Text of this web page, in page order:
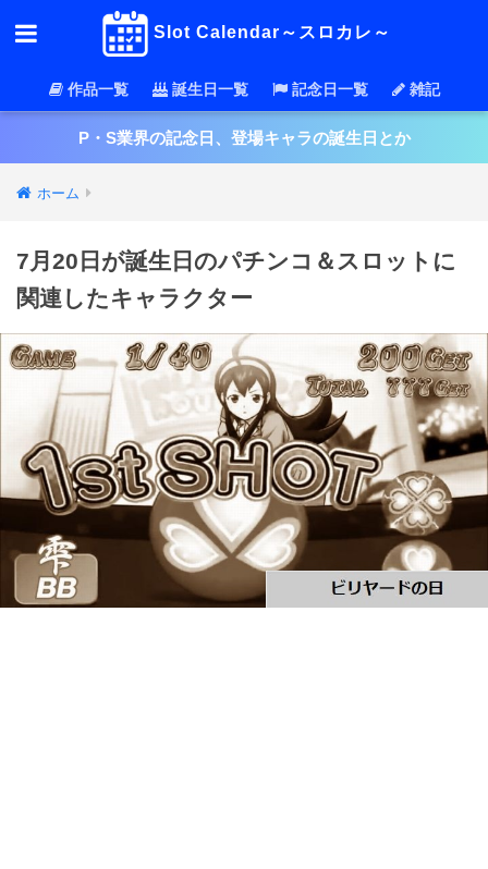
Slot Calendar～スロカレ～
作品一覧 誕生日一覧 記念日一覧 雑記
P・S業界の記念日、登場キャラの誕生日とか
ホーム
7月20日が誕生日のパチンコ＆スロットに
関連したキャラクター